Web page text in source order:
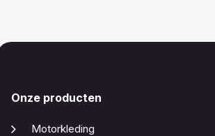
Onze producten
Motorkleding